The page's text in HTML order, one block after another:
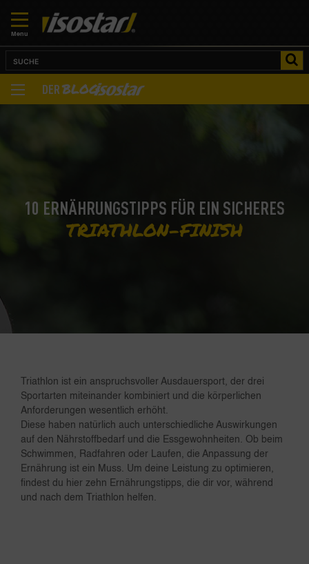
Menu
DERBLOG
10 ERNÄHRUNGSTIPPS FÜR EIN SICHERES
TRIATHLON-FINISH
Triathlon ist ein anspruchsvoller Ausdauersport, der drei
Sportarten miteinander kombiniert und die körperlichen
Anforderungen wesentlich erhöht.
Diese haben natürlich auch unterschiedliche Auswirkungen
auf den Nährstoffbedarf und die Essgewohnheiten. Ob beim
Schwimmen, Radfahren oder Laufen, die Anpassung der
Ernährung ist ein Muss. Um deine Leistung zu optimieren,
findest du hier zehn Ernährungstipps, die dir vor, während
und nach dem Triathlon helfen.